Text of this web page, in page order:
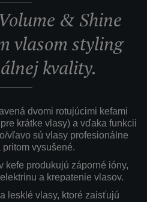
& Shine
vlasom styling
kvality.
dvomi rotujúcimi kefami
krátke vlasy) a vďaka funkcii
vľavo sú vlasy profesionálne
pritom vysušené.
kefe produkujú záporné ióny,
a krepatenie vlasov.
lesklé vlasy, ktoré zaisťujú